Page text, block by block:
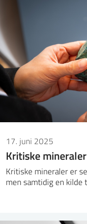
17. juni 2025
Kritiske
Kritiske mineraler er
men samtidig en kilde